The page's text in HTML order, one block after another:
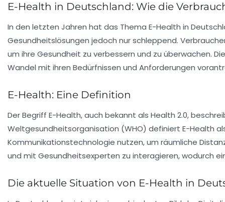
E-Health in Deutschland: Wie die
In den letzten Jahren hat das Thema E-Health in
Gesundheitslösungen jedoch nur schleppend.
um ihre Gesundheit zu verbessern und zu überwachen.
Wandel mit ihren Bedürfnissen und Anforderungen
E-Health: Eine Definition
Der Begriff E-Health, auch bekannt als Health 2.0,
Weltgesundheitsorganisation (WHO) definiert E-Health
Kommunikationstechnologie nutzen, um räumliche
und mit Gesundheitsexperten zu interagieren, wodurch
Die aktuelle Situation von E-Health in